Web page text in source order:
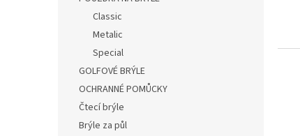
Classic
Metalic
Special
GOLFOVÉ BRÝLE
OCHRANNÉ POMŮCKY
Čtecí brýle
Brýle za půl